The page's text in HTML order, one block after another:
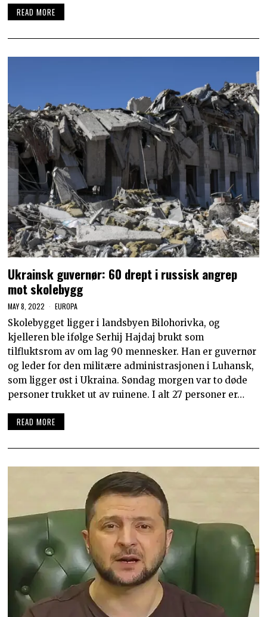
READ MORE
Ukrainsk guvernør: 60 drept i russisk angrep
mot skolebygg
MAY 8, 2022 EUROPA
Skolebygget ligger i landsbyen Bilohorivka, og
kjelleren ble ifølge Serhij Hajdaj brukt som
tilfluktsrom av om lag 90 mennesker. Han er guvernør
og leder for den militære administrasjonen i Luhansk,
som ligger øst i Ukraina. Søndag morgen var to døde
personer trukket ut av ruinene. I alt 27 personer er…
READ MORE